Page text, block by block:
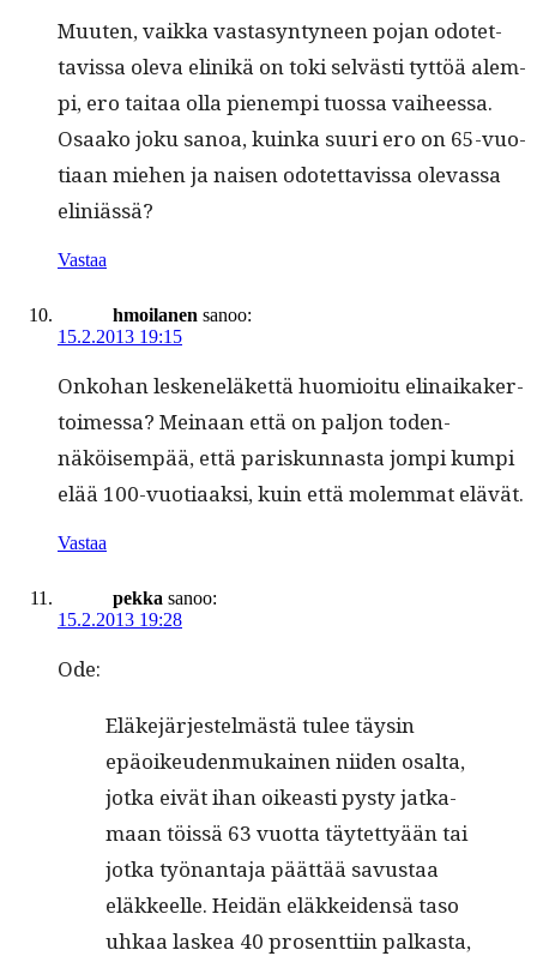
Muuten, vaik­ka vas­ta­syn­tyneen pojan odotet­
tavis­sa ole­va elinikä on toki selvästi tyt­töä alem­
pi, ero taitaa olla pienem­pi tuos­sa vai­heessa.
Osaako joku sanoa, kuin­ka suuri ero on 65-vuo­
ti­aan miehen ja naisen odotet­tavis­sa olevas­sa
eliniässä?
Vastaa
hmoilanen sanoo:
15.2.2013 19:15
Onko­han leskeneläket­tä huomioitu eli­naikak­er­
toimes­sa? Meinaan että on paljon toden­
näköisem­pää, että pariskun­nas­ta jom­pi kumpi
elää 100-vuo­ti­aak­si, kuin että molem­mat elävät.
Vastaa
pekka sanoo:
15.2.2013 19:28
Ode:
Eläke­jär­jestelmästä tulee täysin
epäoikeu­den­mukainen niiden osalta,
jot­ka eivät ihan oikeasti pysty jatka­
maan töis­sä 63 vuot­ta täytet­tyään tai
jot­ka työ­nan­ta­ja päät­tää savus­taa
eläk­keelle. Hei­dän eläkkei­den­sä taso
uhkaa laskea 40 pros­ent­ti­in palka­s­ta,